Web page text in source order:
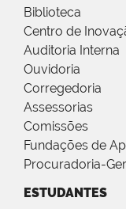
Biblioteca
Centro de
Auditoria Interna
Ouvidoria
Corregedoria
Assessorias
Comissões
Fundações de
Procuradoria-
ESTUDANTES